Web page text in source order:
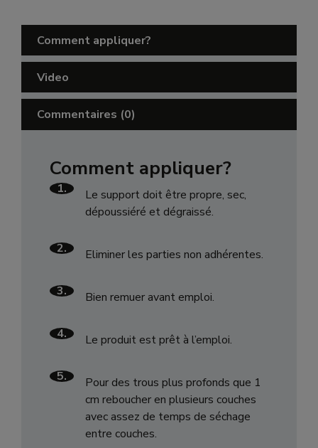
Comment appliquer?
Video
Commentaires (0)
Comment appliquer?
1.
Le support doit être propre, sec,
dépoussiéré et dégraissé.
2. Eliminer les parties non adhérentes.
3. Bien remuer avant emploi.
4. Le produit est prêt à l’emploi.
5.
Pour des trous plus profonds que 1
cm reboucher en plusieurs couches
avec assez de temps de séchage
entre couches.